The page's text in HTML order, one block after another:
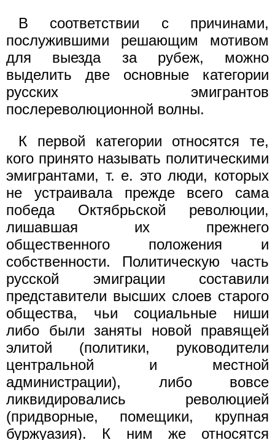
В соответствии с причинами,
послужившими решающим мотивом
для выезда за рубеж, можно
выделить две основные категории
русских эмигрантов
послереволюционной волны.
К первой категории относятся те,
кого принято называть политическими
эмигрантами, т. е. это люди, которых
не устраивала прежде всего сама
победа Октябрьской революции,
лишавшая их прежнего
общественного положения и
собственности. Политическую часть
русской эмиграции составили
представители высших слоев старого
общества, чьи социальные ниши
либо были заняты новой правящей
элитой (политики, руководители
центральной и местной
администрации), либо вовсе
ликвидировались революцией
(придворные, помещики, крупная
буржуазия). К ним же относятся